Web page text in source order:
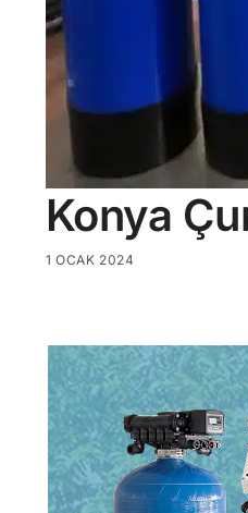
Konya
1 OCAK 2024